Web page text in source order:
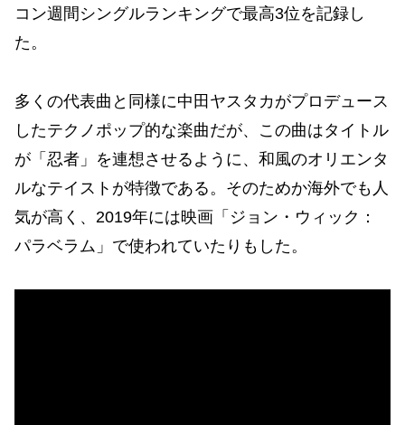
コン週間シングルランキングで最高3位を記録し
た。
多くの代表曲と同様に中田ヤスタカがプロデュース
したテクノポップ的な楽曲だが、この曲はタイトル
が「忍者」を連想させるように、和風のオリエンタ
ルなテイストが特徴である。そのためか海外でも人
気が高く、2019年には映画「ジョン・ウィック：
パラベラム」で使われていたりもした。